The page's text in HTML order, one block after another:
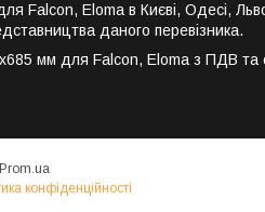
Eloma в Києві, Одесі,
даного перевізника.
мм для Falcon, Eloma з ПДВ та
Prom.ua
конфіденційності